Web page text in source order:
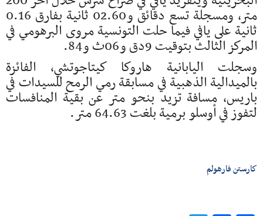
متر، ومسجلة تسع دقائق و02.60 ثانية بفارق 0.16
ثانية على يافي فيما حلت التونسية مروى البرهومي في
المركز الثالث بتوقيت 9دق و06ث و84.
وسجلت اليابانية هاروكا كيتاجوتشي، الفائزة
بالميدالية الذهبية في مسابقة رمي الرمح للسيدات في
باريس، مسافة تزيد بنحو متر عن بقية المنافسات
لتفوز في أوسلو برمية بلغت 64.63 متر.
كارستن فارهولم